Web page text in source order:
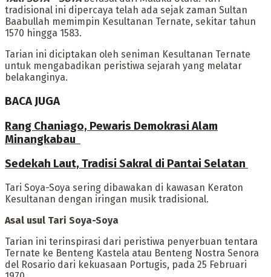
tradisional ini dipercaya telah ada sejak zaman Sultan
Baabullah memimpin Kesultanan Ternate, sekitar tahun
1570 hingga 1583.
‎Tarian ini diciptakan oleh seniman Kesultanan Ternate
untuk mengabadikan peristiwa sejarah yang melatar
belakanginya.
BACA JUGA
Rang Chaniago, Pewaris Demokrasi Alam
Minangkabau ‎
Sedekah Laut, Tradisi Sakral di Pantai Selatan
Tari Soya-Soya sering dibawakan di kawasan Keraton
Kesultanan dengan iringan musik tradisional.
‎Asal usul Tari Soya-Soya
‎Tarian ini terinspirasi dari peristiwa penyerbuan tentara
Ternate ke Benteng Kastela atau Benteng Nostra Senora
del Rosario dari kekuasaan Portugis, pada 25 Februari